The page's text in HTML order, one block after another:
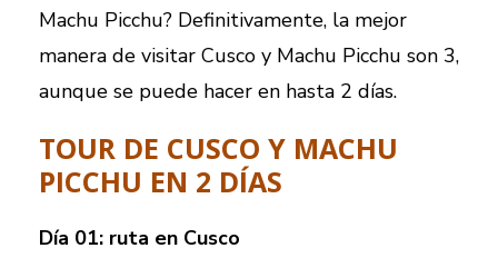
Machu Picchu? Definitivamente, la mejor
manera de visitar Cusco y Machu Picchu son 3,
aunque se puede hacer en hasta 2 días.
TOUR DE CUSCO Y MACHU
PICCHU EN 2 DÍAS
Día 01: ruta en Cusco